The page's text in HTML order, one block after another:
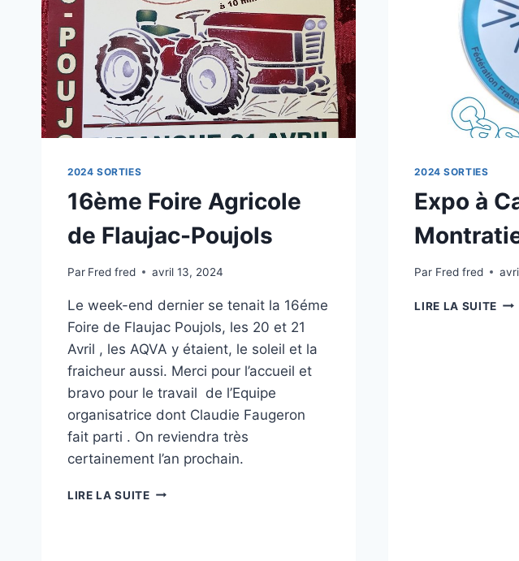
2024 SORTIES
16ème Foire Agricole
de Flaujac-Poujols
Par Fred fred avril 13, 2024
Le week-end dernier se tenait la 16éme
Foire de Flaujac Poujols, les 20 et 21
Avril , les AQVA y étaient, le soleil et la
fraicheur aussi. Merci pour l’accueil et
bravo pour le travail de l’Equipe
organisatrice dont Claudie Faugeron
fait parti . On reviendra très
certainement l’an prochain.
LIRE LA SUITE16ÈME
2024 SORTIES
Expo à
Par Fred fred
LIRE LA SUITE